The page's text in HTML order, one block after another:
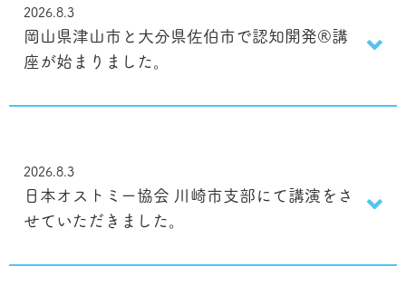
2026.8.3
岡山県津山市と大分県佐伯市で認知開発®︎講
座が始まりました。
2026.8.3
日本オストミー協会 川崎市支部にて講演をさ
せていただきました。